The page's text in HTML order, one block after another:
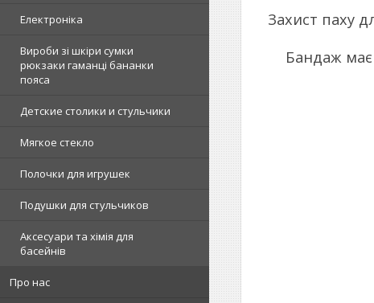
Електроніка
Вироби зі шкіри сумки
рюкзаки гаманці бананки
пояса
Детские столики и стульчики
Мягкое стекло
Полочки для игрушек
Подушки для стульчиков
Аксесуари та хімія для
басейнів
Про нас
Захист паху
Бандаж має